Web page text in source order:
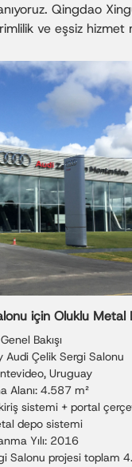
Qingdao
ve eşsiz
için Oluklu Metal
Bakışı
Audi Çelik Sergi Salonu
Uruguay
Alanı: 4.587 m²
kiriş sistemi + portal
depo sistemi
Yılı: 2016
Salonu projesi toplam